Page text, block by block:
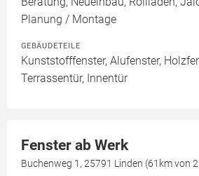
Planung / Montage
GEBÄUDETEILE
Kunststofffenster, Alufenster,
Terrassentür, Innentür
Fenster ab Werk
Buchenweg 1, 25791 Linden (61km von